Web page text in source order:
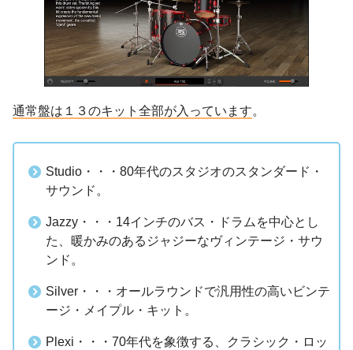
通常盤は１３のキット全部が入っています。
Studio・・・80年代のスタジオのスタンダード・
サウンド。
Jazzy・・・14インチのバス・ドラムを中心とし
た、暖かみのあるジャジーなヴィンテージ・サウ
ンド。
Silver・・・オールラウンドで汎用性の高いビンテ
ージ・メイプル・キット。
Plexi・・・70年代を象徴する、クラシック・ロッ